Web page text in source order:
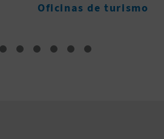
Monumentos